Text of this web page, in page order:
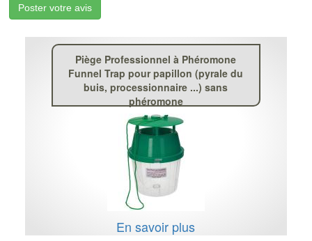
Poster votre avis
Piège Professionnel à Phéromone
Funnel Trap pour papillon (pyrale du
buis, processionnaire ...) sans
phéromone
En savoir plus